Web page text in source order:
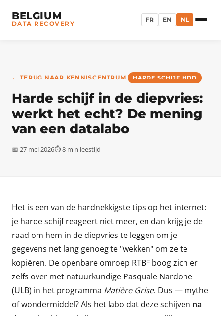
BELGIUM
DATA RECOVERY FR EN NL
← TERUG NAAR KENNISCENTRUM HARDE SCHIJF HDD
Harde schijf in de diepvries:
werkt het echt? De mening
van een datalabo
📅 27 mei 2026⏱ 8 min leestijd
Het is een van de hardnekkigste tips op het internet:
je harde schijf reageert niet meer, en dan krijg je de
raad om hem in de diepvries te leggen om je
gegevens net lang genoeg te "wekken" om ze te
kopiëren. De openbare omroep RTBF boog zich er
zelfs over met natuurkundige Pasquale Nardone
(ULB) in het programma Matière Grise. Dus — mythe
of wondermiddel? Als het labo dat deze schijven na